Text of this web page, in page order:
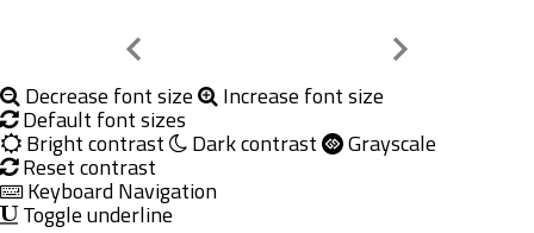
Decrease font size Increase font size
Default font sizes
Bright contrast Dark contrast Grayscale
Reset contrast
Keyboard Navigation
Toggle underline